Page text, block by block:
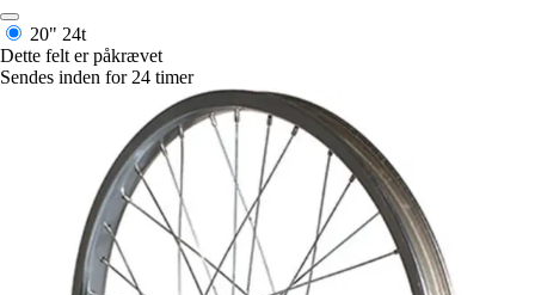
20" 24t
Dette felt er påkrævet
Sendes inden for 24 timer